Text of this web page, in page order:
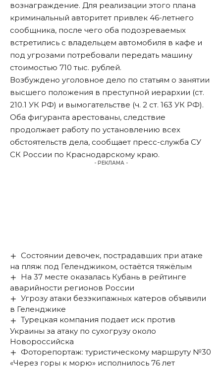
вознаграждение. Для реализации этого плана
криминальный авторитет привлек 46-летнего
сообщника, после чего оба подозреваемых
встретились с владельцем автомобиля в кафе и
под угрозами потребовали передать машину
стоимостью 710 тыс. рублей.
Возбуждено уголовное дело по статьям о занятии
высшего положения в преступной иерархии (ст.
210.1 УК РФ) и вымогательстве (ч. 2 ст. 163 УК РФ).
Оба фигуранта арестованы, следствие
продолжает работу по установлению всех
обстоятельств дела, сообщает пресс-служба СУ
СК России по Краснодарскому краю.
- РЕКЛАМА -
Состоянии девочек, пострадавших при атаке
на пляж под Геленджиком, остаётся тяжёлым
На 37 месте оказалась Кубань в рейтинге
аварийности регионов России
Угрозу атаки безэкипажных катеров объявили
в Геленджике
Турецкая компания подает иск против
Украины за атаку по сухогрузу около
Новороссийска
Фоторепортаж: туристическому маршруту №30
«Через горы к морю» исполнилось 76 лет